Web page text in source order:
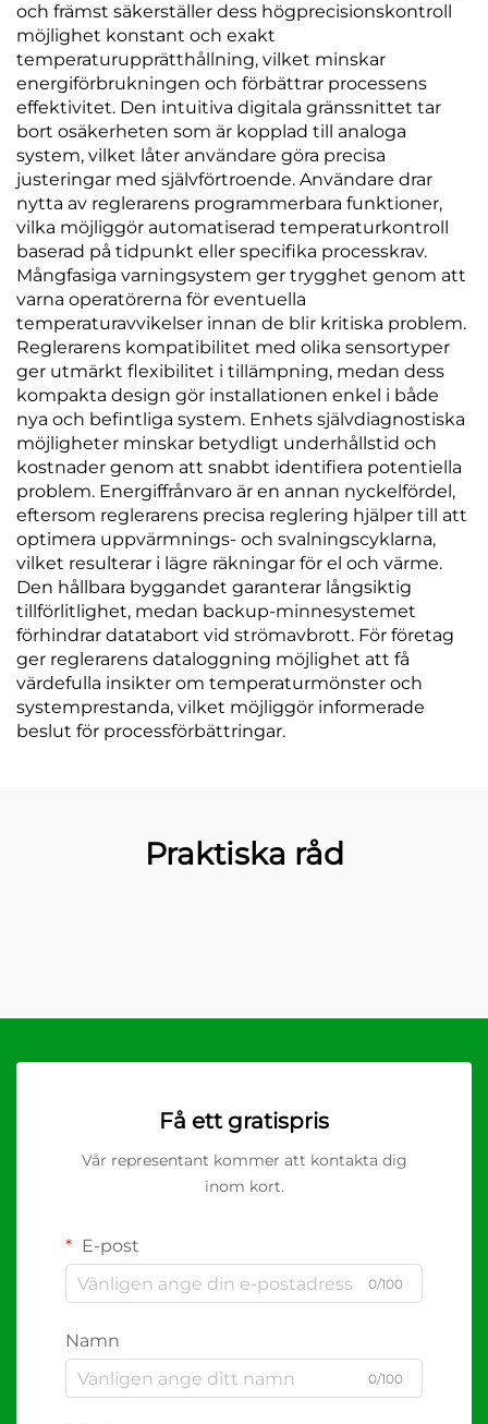
och främst säkerställer dess högprecisionskontroll
möjlighet konstant och exakt
temperaturupprätthållning, vilket minskar
energiförbrukningen och förbättrar processens
effektivitet. Den intuitiva digitala gränssnittet tar
bort osäkerheten som är kopplad till analoga
system, vilket låter användare göra precisa
justeringar med självförtroende. Användare drar
nytta av reglerarens programmerbara funktioner,
vilka möjliggör automatiserad temperaturkontroll
baserad på tidpunkt eller specifika processkrav.
Mångfasiga varningsystem ger trygghet genom att
varna operatörerna för eventuella
temperaturavvikelser innan de blir kritiska problem.
Reglerarens kompatibilitet med olika sensortyper
ger utmärkt flexibilitet i tillämpning, medan dess
kompakta design gör installationen enkel i både
nya och befintliga system. Enhets självdiagnostiska
möjligheter minskar betydligt underhållstid och
kostnader genom att snabbt identifiera potentiella
problem. Energiffrånvaro är en annan nyckelfördel,
eftersom reglerarens precisa reglering hjälper till att
optimera uppvärmnings- och svalningscyklarna,
vilket resulterar i lägre räkningar för el och värme.
Den hållbara byggandet garanterar långsiktig
tillförlitlighet, medan backup-minnesystemet
förhindrar datatabort vid strömavbrott. För företag
ger reglerarens dataloggning möjlighet att få
värdefulla insikter om temperaturmönster och
systemprestanda, vilket möjliggör informerade
beslut för processförbättringar.
Praktiska råd
Få ett gratispris
Vår representant kommer att kontakta dig
inom kort.
E-post
0/100
Namn
0/100